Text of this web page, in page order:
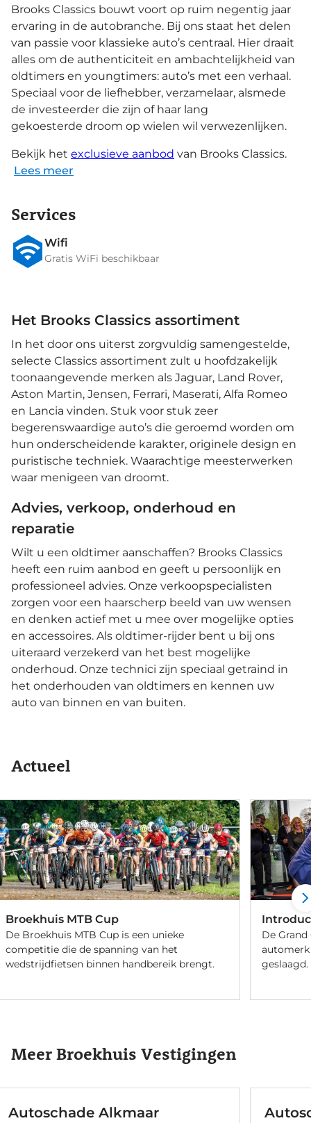
Brooks Classics bouwt voort op ruim negentig jaar
ervaring in de autobranche. Bij ons staat het delen
van passie voor klassieke auto’s centraal. Hier draait
alles om de authenticiteit en ambachtelijkheid van
oldtimers en youngtimers: auto’s met een verhaal.
Speciaal voor de liefhebber, verzamelaar, alsmede
de investeerder die zijn of haar lang
gekoesterde droom op wielen wil verwezenlijken.
Bekijk het exclusieve aanbod van Brooks Classics.
Lees meer
Services
Wifi
Gratis WiFi beschikbaar
Het Brooks Classics assortiment
In het door ons uiterst zorgvuldig samengestelde,
selecte Classics assortiment zult u hoofdzakelijk
toonaangevende merken als Jaguar, Land Rover,
Aston Martin, Jensen, Ferrari, Maserati, Alfa Romeo
en Lancia vinden. Stuk voor stuk zeer
begerenswaardige auto’s die geroemd worden om
hun onderscheidende karakter, originele design en
puristische techniek. Waarachtige meesterwerken
waar menigeen van droomt.
Advies, verkoop, onderhoud en
reparatie
Wilt u een oldtimer aanschaffen? Brooks Classics
heeft een ruim aanbod en geeft u persoonlijk en
professioneel advies. Onze verkoopspecialisten
zorgen voor een haarscherp beeld van uw wensen
en denken actief met u mee over mogelijke opties
en accessoires. Als oldtimer-rijder bent u bij ons
uiteraard verzekerd van het best mogelijke
onderhoud. Onze technici zijn speciaal getraind in
het onderhouden van oldtimers en kennen uw
auto van binnen en van buiten.
Actueel
Broekhuis MTB Cup
De Broekhuis MTB Cup is een unieke
competitie die de spanning van het
wedstrijdfietsen binnen handbereik brengt.
De
automerk
geslaagd.
Meer Broekhuis Vestigingen
Autoschade Alkmaar